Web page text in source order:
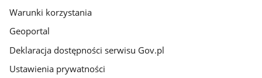
Warunki korzystania
Geoportal
Deklaracja dostępności serwisu Gov.pl
Ustawienia prywatności